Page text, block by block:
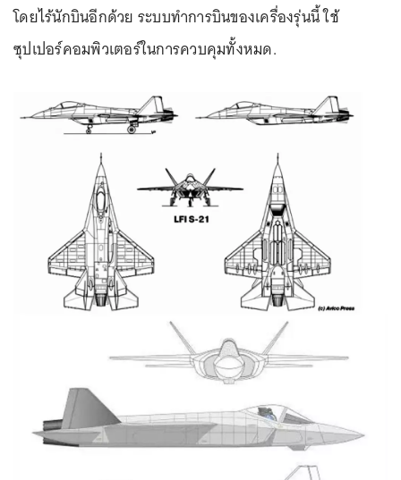
โดยไร้นักบินอีกด้วย ระบบทำการบินของเครื่องรุ่นนี้ ใช้
ซุปเปอร์คอมพิวเตอร์ในการควบคุมทั้งหมด.